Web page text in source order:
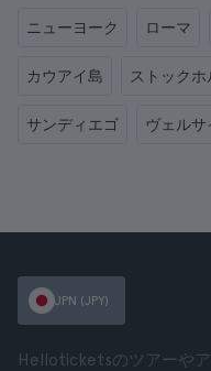
ニューヨーク ローマ
カウアイ島 ストックホ
サンディエゴ ヴェルサ
JPN (JPY)
Helloticketsのツアーや